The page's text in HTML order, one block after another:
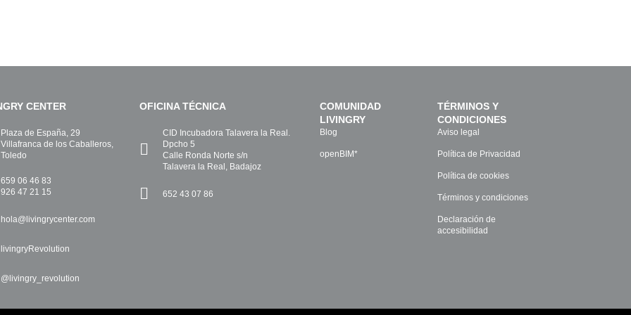
CENTER
Plaza de España, 29
Villafranca de los Caballeros,
Toledo
659 06 46 83
926 47 21 15
hola@livingrycenter.com
livingryRevolution
@livingry_revolution
OFICINA TÉCNICA
CID Incubadora Talavera la Real.
Dpcho 5
Calle Ronda Norte s/n
Talavera la Real, Badajoz
652 43 07 86
COMUNIDAD
LIVINGRY
Blog
openBIM*
TÉRMINOS Y
CONDICIONES
Aviso legal
Política de Privacidad
Política de cookies
Términos y condiciones
Declaración de
accesibilidad